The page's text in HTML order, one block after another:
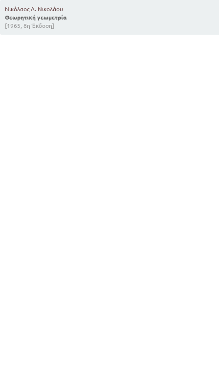
Νικόλαος Δ. Νικολάου
Θεωρητική γεωμετρία
[1965, 8η Έκδοση]